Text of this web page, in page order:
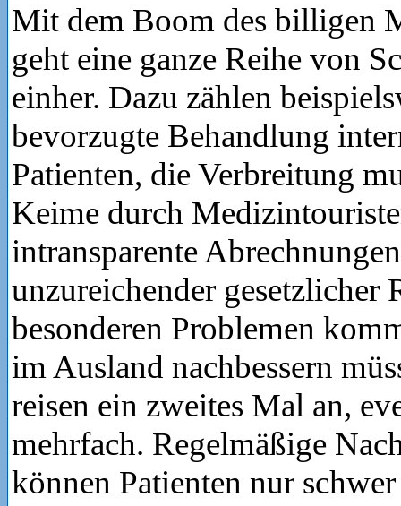
Mit dem Boom des billigen
geht eine ganze Reihe von
einher. Dazu zählen
bevorzugte Behandlung
Patienten, die Verbreitung
Keime durch
intransparente
unzureichender gesetzlicher
besonderen Problemen
im Ausland nachbessern
reisen ein zweites Mal an,
mehrfach. Regelmäßige
können Patienten nur